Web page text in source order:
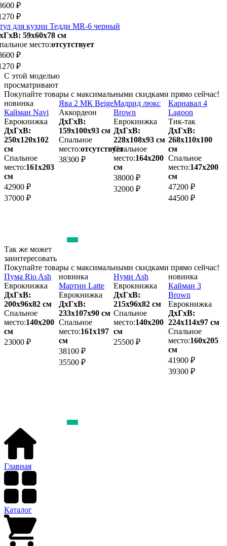
₽
₽
для кухни Тедди MR-6 черный
59х60x78 см
место:отсутствует
₽
₽
С этой моделью
просматривают
Покупайте товары с максимальными скидками прямо сейчас!
новинка
Кайман Navi
Еврокнижка
ДхГхВ:
250х120x102
см
Спальное
место:161х203
см
42900 ₽
37000 ₽
Ява 2 МК Beige
Аккордеон
ДхГхВ:
159х100x93 см
Спальное
место:отсутствует
38300 ₽
Мадрид люкс
Brown
Еврокнижка
ДхГхВ:
228х108x93 см
Спальное
место:164х200
см
38000 ₽
32000 ₽
Карнавал 4
Lagoon
Тик-так
ДхГхВ:
268х110x100
см
Спальное
место:147х200
см
47200 ₽
44500 ₽
Так же может
заинтересовать
Покупайте товары с максимальными скидками прямо сейчас!
Пума Rio Ash
Еврокнижка
ДхГхВ:
200х96x82 см
Спальное
место:140х200
см
23000 ₽
новинка
Мартин Latte
Еврокнижка
ДхГхВ:
233х107x90 см
Спальное
место:161х197
см
38100 ₽
35500 ₽
Нуми Ash
Еврокнижка
ДхГхВ:
215х96x82 см
Спальное
место:140х200
см
25500 ₽
новинка
Кайман 3
Brown
Еврокнижка
ДхГхВ:
224х114x97 см
Спальное
место:160х205
см
41900 ₽
39300 ₽
Главная
Каталог